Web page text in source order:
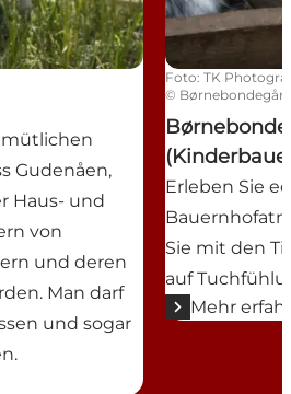
Gudenåen,
Haus- und
von
und deren
Man darf
und sogar
Foto: TK
©
Erleben Sie
Sie mit den
auf
Mehr